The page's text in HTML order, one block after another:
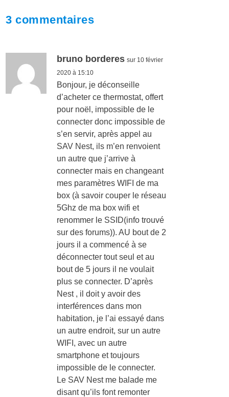
3 commentaires
bruno borderes sur 10 février
2020 à 15:10
Bonjour, je déconseille
d’acheter ce thermostat, offert
pour noël, impossible de le
connecter donc impossible de
s’en servir, après appel au
SAV Nest, ils m’en renvoient
un autre que j’arrive à
connecter mais en changeant
mes paramètres WIFI de ma
box (à savoir couper le réseau
5Ghz de ma box wifi et
renommer le SSID(info trouvé
sur des forums)). AU bout de 2
jours il a commencé à se
déconnecter tout seul et au
bout de 5 jours il ne voulait
plus se connecter. D’après
Nest , il doit y avoir des
interférences dans mon
habitation, je l’ai essayé dans
un autre endroit, sur un autre
WIFI, avec un autre
smartphone et toujours
impossible de le connecter.
Le SAV Nest me balade me
disant qu’ils font remonter